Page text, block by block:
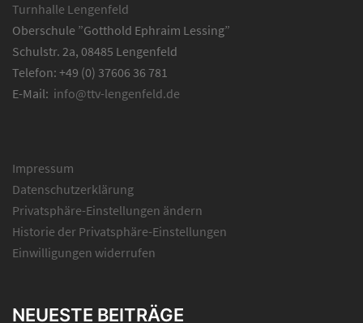
Turnhalle Lengenfeld
Oberschule ”Gotthold Ephraim Lessing”
Schulstr. 2a, 08485 Lengenfeld
Telefon: +49 (0) 37606 36 781
E-Mail: info@ttv-lengenfeld.de
Impressum
Datenschutzerklärung
Privatsphäre-Einstellungen ändern
Historie der Privatsphäre-Einstellungen
Einwilligungen widerrufen
NEUESTE BEITRÄGE